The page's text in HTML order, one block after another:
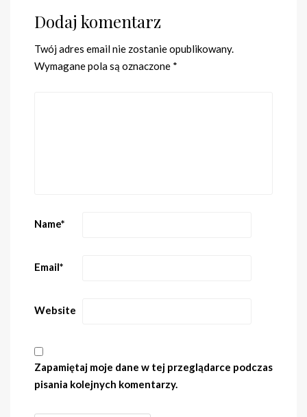
Dodaj komentarz
Twój adres email nie zostanie opublikowany.
Wymagane pola są oznaczone *
Name*
Email*
Website
Zapamiętaj moje dane w tej przeglądarce podczas
pisania kolejnych komentarzy.